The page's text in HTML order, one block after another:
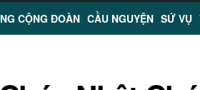
CỘNG ĐOÀN CẦU NGUYỆN SỨ VỤ